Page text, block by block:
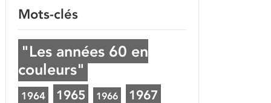
Mots-clés
"Les années 60 en
couleurs"
1964 1965 1966 1967